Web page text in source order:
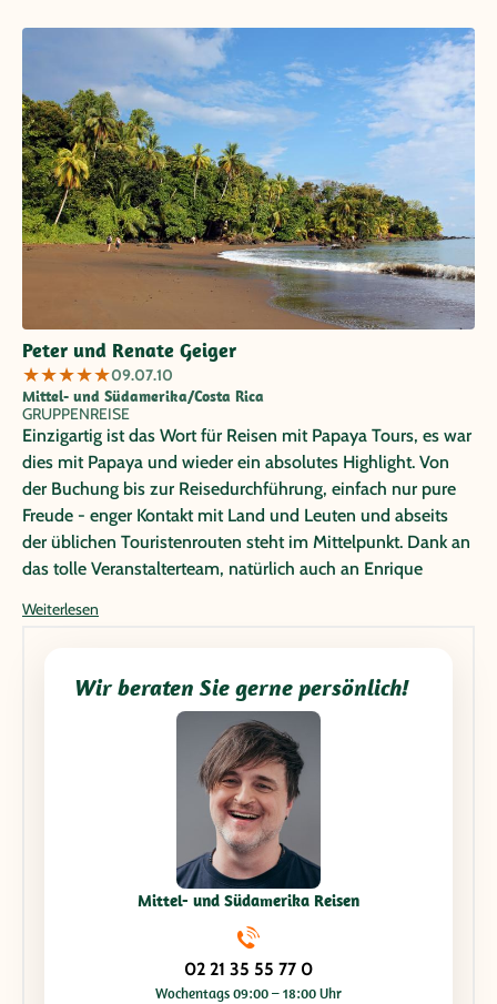
Peter und Renate Geiger
★★★★★09.07.10
Mittel- und Südamerika/Costa Rica
GRUPPENREISE
Einzigartig ist das Wort für Reisen mit Papaya Tours, es war
dies mit Papaya und wieder ein absolutes Highlight. Von
der Buchung bis zur Reisedurchführung, einfach nur pure
Freude - enger Kontakt mit Land und Leuten und abseits
der üblichen Touristenrouten steht im Mittelpunkt. Dank an
das tolle Veranstalterteam, natürlich auch an Enrique
Reiseteilnehmer!
Weiterlesen
Wir beraten Sie gerne persönlich!
Mittel- und Südamerika Reisen
02 21 35 55 77 0
Wochentags 09:00 – 18:00 Uhr